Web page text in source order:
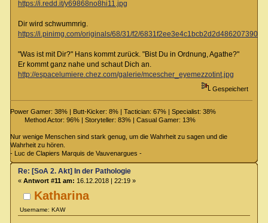
https://i.redd.it/y69868no8hi11.jpg
Dir wird schwummrig.
https://i.pinimg.com/originals/68/31/f2/
"Was ist mit Dir?" Hans kommt zurück. "Bist Du in Ordnung, Agathe?"
Er kommt ganz nahe und schaut Dich an.
http://espacelumiere.chez.com/galerie/mcescher_eyemezzotint.jpg
Gespeichert
Power Gamer: 38% | Butt-Kicker: 8% | Tactician: 67% | Specialist: 38%
Method Actor: 96% | Storyteller: 83% | Casual Gamer: 13%
Nur wenige Menschen sind stark genug, um die Wahrheit zu sagen und die
Wahrheit zu hören.
- Luc de Clapiers Marquis de Vauvenargues -
Katharina
Username: KAW
Re: [SoA 2. Akt] In der Pathologie
« Antwort #11 am: 16.12.2018 | 22:19 »